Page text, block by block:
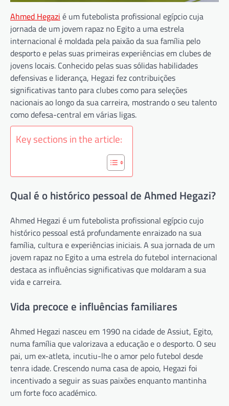
Ahmed Hegazi é um futebolista profissional egípcio cuja
jornada de um jovem rapaz no Egito a uma estrela
internacional é moldada pela paixão da sua família pelo
desporto e pelas suas primeiras experiências em clubes de
jovens locais. Conhecido pelas suas sólidas habilidades
defensivas e liderança, Hegazi fez contribuições
significativas tanto para clubes como para seleções
nacionais ao longo da sua carreira, mostrando o seu talento
como defesa-central em várias ligas.
Key sections in the article:
Qual é o histórico pessoal de Ahmed Hegazi?
Ahmed Hegazi é um futebolista profissional egípcio cujo
histórico pessoal está profundamente enraizado na sua
família, cultura e experiências iniciais. A sua jornada de um
jovem rapaz no Egito a uma estrela do futebol internacional
destaca as influências significativas que moldaram a sua
vida e carreira.
Vida precoce e influências familiares
Ahmed Hegazi nasceu em 1990 na cidade de Assiut, Egito,
numa família que valorizava a educação e o desporto. O seu
pai, um ex-atleta, incutiu-lhe o amor pelo futebol desde
tenra idade. Crescendo numa casa de apoio, Hegazi foi
incentivado a seguir as suas paixões enquanto mantinha
um forte foco académico.